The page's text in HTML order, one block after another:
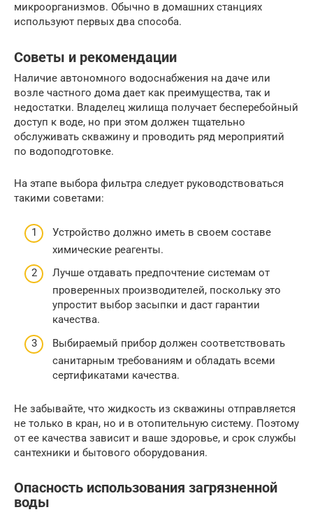
микроорганизмов. Обычно в домашних станциях
используют первых два способа.
Советы и рекомендации
Наличие автономного водоснабжения на даче или
возле частного дома дает как преимущества, так и
недостатки. Владелец жилища получает бесперебойный
доступ к воде, но при этом должен тщательно
обслуживать скважину и проводить ряд мероприятий
по водоподготовке.
На этапе выбора фильтра следует руководствоваться
такими советами:
Устройство должно иметь в своем составе
химические реагенты.
Лучше отдавать предпочтение системам от
проверенных производителей, поскольку это
упростит выбор засыпки и даст гарантии
качества.
Выбираемый прибор должен соответствовать
санитарным требованиям и обладать всеми
сертификатами качества.
Не забывайте, что жидкость из скважины отправляется
не только в кран, но и в отопительную систему. Поэтому
от ее качества зависит и ваше здоровье, и срок службы
сантехники и бытового оборудования.
Опасность использования загрязненной
воды